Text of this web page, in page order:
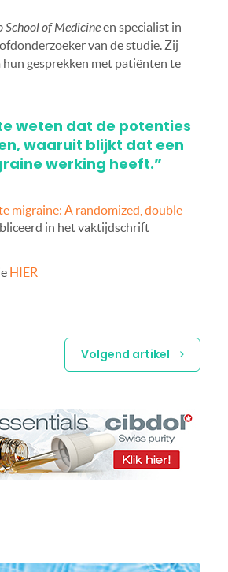
School of Medicineen specialist in
van de studie. Zij
gesprekken met patiënten te
weten dat de potenties
waaruit blijkt dat een
werking heeft.”
migraine: A randomized, double-
in het vaktijdschrift
HIER
Volgend artikel